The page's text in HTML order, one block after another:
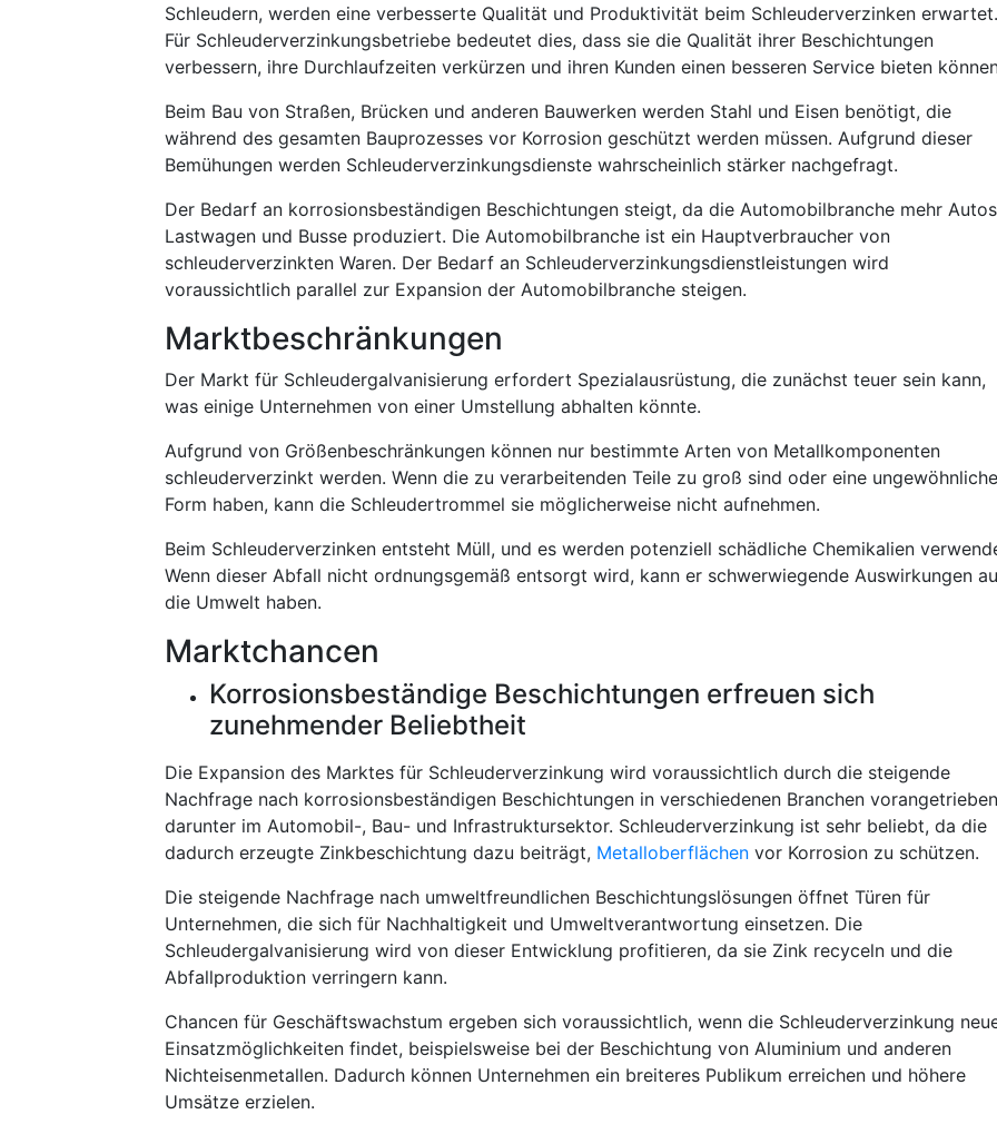
Schleudern, werden eine verbesserte Qualität und Produktivität beim Schleuderverzinken erwartet.
Für Schleuderverzinkungsbetriebe bedeutet dies, dass sie die Qualität ihrer Beschichtungen
verbessern, ihre Durchlaufzeiten verkürzen und ihren Kunden einen besseren Service bieten
Beim Bau von Straßen, Brücken und anderen Bauwerken werden Stahl und Eisen benötigt, die
während des gesamten Bauprozesses vor Korrosion geschützt werden müssen. Aufgrund dieser
Bemühungen werden Schleuderverzinkungsdienste wahrscheinlich stärker nachgefragt.
Der Bedarf an korrosionsbeständigen Beschichtungen steigt, da die Automobilbranche mehr
Lastwagen und Busse produziert. Die Automobilbranche ist ein Hauptverbraucher von
schleuderverzinkten Waren. Der Bedarf an Schleuderverzinkungsdienstleistungen wird
voraussichtlich parallel zur Expansion der Automobilbranche steigen.
Marktbeschränkungen
Der Markt für Schleudergalvanisierung erfordert Spezialausrüstung, die zunächst teuer sein kann,
was einige Unternehmen von einer Umstellung abhalten könnte.
Aufgrund von Größenbeschränkungen können nur bestimmte Arten von Metallkomponenten
schleuderverzinkt werden. Wenn die zu verarbeitenden Teile zu groß sind oder eine ungewöhnliche
Form haben, kann die Schleudertrommel sie möglicherweise nicht aufnehmen.
Beim Schleuderverzinken entsteht Müll, und es werden potenziell schädliche Chemikalien
Wenn dieser Abfall nicht ordnungsgemäß entsorgt wird, kann er schwerwiegende Auswirkungen
die Umwelt haben.
Marktchancen
Korrosionsbeständige Beschichtungen erfreuen sich
zunehmender Beliebtheit
Die Expansion des Marktes für Schleuderverzinkung wird voraussichtlich durch die steigende
Nachfrage nach korrosionsbeständigen Beschichtungen in verschiedenen Branchen
darunter im Automobil-, Bau- und Infrastruktursektor. Schleuderverzinkung ist sehr beliebt, da die
dadurch erzeugte Zinkbeschichtung dazu beiträgt, Metalloberflächen vor Korrosion zu schützen.
Die steigende Nachfrage nach umweltfreundlichen Beschichtungslösungen öffnet Türen für
Unternehmen, die sich für Nachhaltigkeit und Umweltverantwortung einsetzen. Die
Schleudergalvanisierung wird von dieser Entwicklung profitieren, da sie Zink recyceln und die
Abfallproduktion verringern kann.
Chancen für Geschäftswachstum ergeben sich voraussichtlich, wenn die Schleuderverzinkung
Einsatzmöglichkeiten findet, beispielsweise bei der Beschichtung von Aluminium und anderen
Nichteisenmetallen. Dadurch können Unternehmen ein breiteres Publikum erreichen und höhere
Umsätze erzielen.